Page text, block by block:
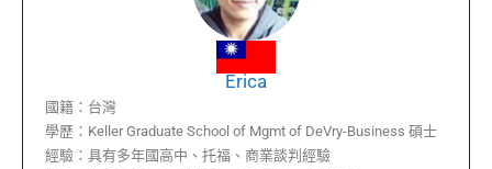
Erica
國籍： 台灣
學歷： Keller Graduate School of Mgmt of DeVry-Business 碩士
經驗： 具有多年國高中、托福、商業談判經驗